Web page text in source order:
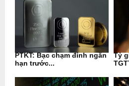
PTKT: Bạc chạm đỉnh ngắn
hạn trước...
Tỷ